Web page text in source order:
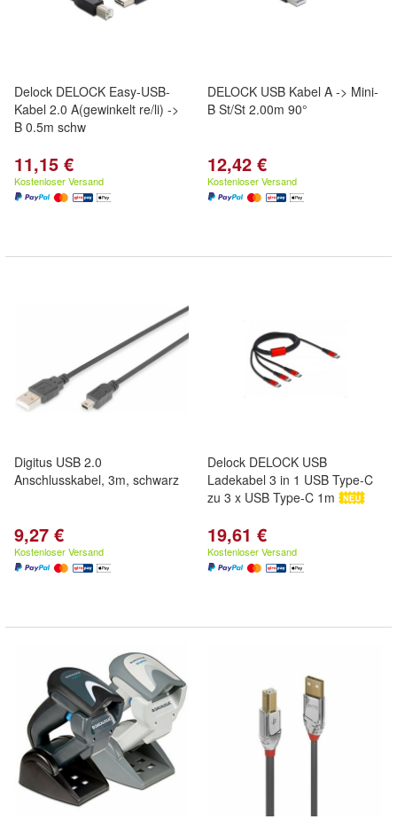
Delock DELOCK Easy-USB-
Kabel 2.0 A(gewinkelt re/li) ->
B 0.5m schw
11,15 €
Kostenloser Versand
DELOCK USB Kabel A -> Mini-
B St/St 2.00m 90°
12,42 €
Kostenloser Versand
Digitus USB 2.0
Anschlusskabel, 3m, schwarz
9,27 €
Kostenloser Versand
Delock DELOCK USB
Ladekabel 3 in 1 USB Type-C
zu 3 x USB Type-C 1m
19,61 €
Kostenloser Versand